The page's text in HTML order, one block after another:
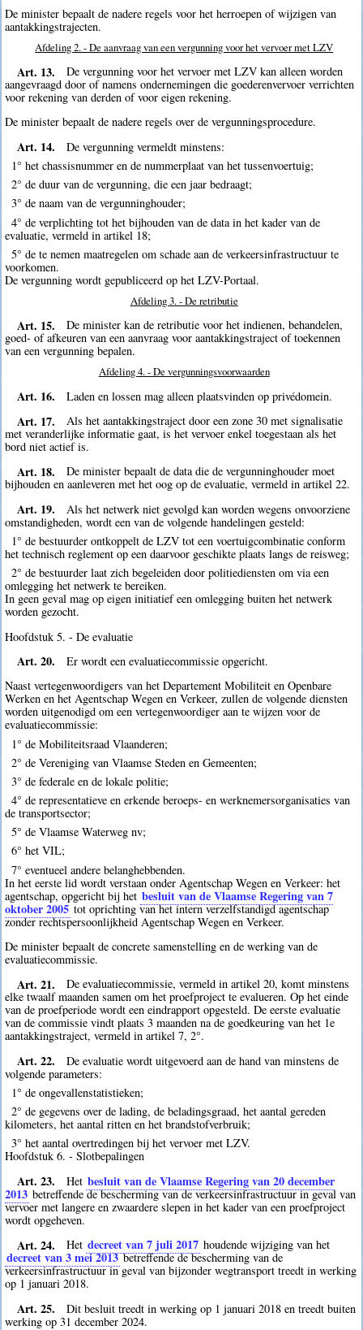
De minister bepaalt de nadere regels voor het herroepen of wijzigen van
aantakkingstrajecten.
Afdeling 2. - De aanvraag van een vergunning voor het vervoer met LZV
Art. 13.
De vergunning voor het vervoer met LZV kan alleen worden
aangevraagd door of namens ondernemingen die goederenvervoer verrichten
voor rekening van derden of voor eigen rekening.
De minister bepaalt de nadere regels over de vergunningsprocedure.
Art. 14.
De vergunning vermeldt minstens:
1° het chassisnummer en de nummerplaat van het tussenvoertuig;
2° de duur van de vergunning, die een jaar bedraagt;
3° de naam van de vergunninghouder;
4° de verplichting tot het bijhouden van de data in het kader van de
evaluatie, vermeld in artikel 18;
5° de te nemen maatregelen om schade aan de verkeersinfrastructuur te
voorkomen.
De vergunning wordt gepubliceerd op het LZV-Portaal.
Afdeling 3. - De retributie
Art. 15.
De minister kan de retributie voor het indienen, behandelen,
goed- of afkeuren van een aanvraag voor aantakkingstraject of toekennen
van een vergunning bepalen.
Afdeling 4. - De vergunningsvoorwaarden
Art. 16. Laden en lossen mag alleen plaatsvinden op privédomein.
Art. 17.
Als het aantakkingstraject door een zone 30 met signalisatie
met veranderlijke informatie gaat, is het vervoer enkel toegestaan als het
bord niet actief is.
Art. 18.
De minister bepaalt de data die de vergunninghouder moet
bijhouden en aanleveren met het oog op de evaluatie, vermeld in artikel 22.
Art. 19.
Als het netwerk niet gevolgd kan worden wegens onvoorziene
omstandigheden, wordt een van de volgende handelingen gesteld:
1° de bestuurder ontkoppelt de LZV tot een voertuigcombinatie conform
het technisch reglement op een daarvoor geschikte plaats langs de reisweg;
2° de bestuurder laat zich begeleiden door politiediensten om via een
omlegging het netwerk te bereiken.
In geen geval mag op eigen initiatief een omlegging buiten het netwerk
worden gezocht.
Hoofdstuk 5. - De evaluatie
Art. 20.
Er wordt een evaluatiecommissie opgericht.
Naast vertegenwoordigers van het Departement Mobiliteit en Openbare
Werken en het Agentschap Wegen en Verkeer, zullen de volgende diensten
worden uitgenodigd om een vertegenwoordiger aan te wijzen voor de
evaluatiecommissie:
1° de Mobiliteitsraad Vlaanderen;
2° de Vereniging van Vlaamse Steden en Gemeenten;
3° de federale en de lokale politie;
4° de representatieve en erkende beroeps- en werknemersorganisaties van
de transportsector;
5° de Vlaamse Waterweg nv;
6° het VIL;
7° eventueel andere belanghebbenden.
In het eerste lid wordt verstaan onder Agentschap Wegen en Verkeer: het
agentschap, opgericht bij het besluit van de Vlaamse Regering van 7
oktober 2005 tot oprichting van het intern verzelfstandigd agentschap
zonder rechtspersoonlijkheid Agentschap Wegen en Verkeer.
De minister bepaalt de concrete samenstelling en de werking van de
evaluatiecommissie.
Art. 21.
De evaluatiecommissie, vermeld in artikel 20, komt minstens
elke twaalf maanden samen om het proefproject te evalueren. Op het einde
van de proefperiode wordt een eindrapport opgesteld. De eerste evaluatie
van de commissie vindt plaats 3 maanden na de goedkeuring van het 1e
aantakkingstraject, vermeld in artikel 7, 2°.
Art. 22.
De evaluatie wordt uitgevoerd aan de hand van minstens de
volgende parameters:
1° de ongevallenstatistieken;
2° de gegevens over de lading, de beladingsgraad, het aantal gereden
kilometers, het aantal ritten en het brandstofverbruik;
3° het aantal overtredingen bij het vervoer met LZV.
Hoofdstuk 6. - Slotbepalingen
Art. 23. Het besluit van de Vlaamse Regering van 20 december
2013 betreffende de bescherming van de verkeersinfrastructuur in geval van
vervoer met langere en zwaardere slepen in het kader van een proefproject
wordt opgeheven.
Art. 24. Het decreet van 7 juli 2017 houdende wijziging van het
decreet van 3 mei 2013betreffende de bescherming van de
verkeersinfrastructuur in geval van bijzonder wegtransport treedt in werking
op 1 januari 2018.
Art. 25.
Dit besluit treedt in werking op 1 januari 2018 en treedt buiten
werking op 31 december 2024.